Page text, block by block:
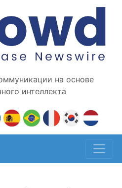
на основе
интеллекта